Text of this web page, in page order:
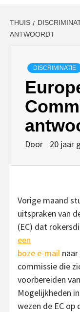
THUIS
ANTWOORDT
DISCRIMINATIE
Door 20 jaar
Vorige maand
uitspraken van
(EC) dat
een
boze e-mail
commissie die
voorbereiden
Mogelijkheden
wezen de EC